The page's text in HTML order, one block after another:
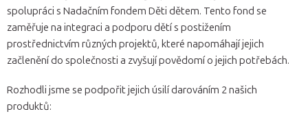
spolupráci s Nadačním fondem Děti dětem. Tento fond se
zaměřuje na integraci a podporu dětí s postižením
prostřednictvím různých projektů, které napomáhají jejich
začlenění do společnosti a zvyšují povědomí o jejich potřebách.
Rozhodli jsme se podpořit jejich úsilí darováním 2 našich
produktů: